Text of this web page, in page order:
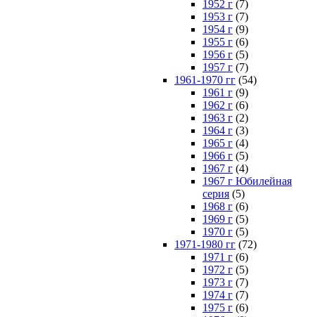
1952 г (7)
1953 г (7)
1954 г (9)
1955 г (6)
1956 г (5)
1957 г (7)
1961-1970 гг (54)
1961 г (9)
1962 г (6)
1963 г (2)
1964 г (3)
1965 г (4)
1966 г (5)
1967 г (4)
1967 г Юбилейная
серия (5)
1968 г (6)
1969 г (5)
1970 г (5)
1971-1980 гг (72)
1971 г (6)
1972 г (5)
1973 г (7)
1974 г (7)
1975 г (6)